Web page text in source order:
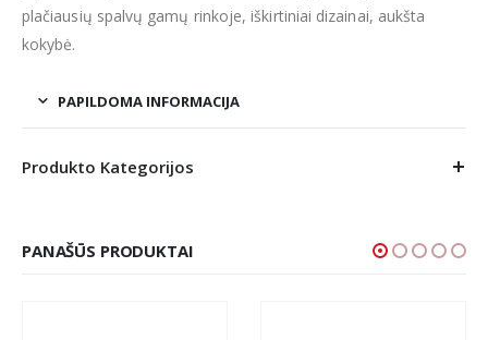
plačiausių spalvų gamų rinkoje, iškirtiniai dizainai, aukšta
kokybė.
PAPILDOMA INFORMACIJA
Produkto Kategorijos
PANAŠŪS PRODUKTAI